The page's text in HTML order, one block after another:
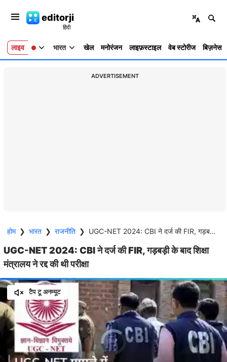
editorji
लाइव भारत खेल मनोरंजन लाइफ़स्टाइल वेब स्टोरीज बिज़नेस
ADVERTISEMENT
होम ❯ भारत ❯ राजनीति ❯ UGC-NET 2024: CBI ने दर्ज की FIR, गड़बड़ी के बाद शिक्षा मंत्रालय ने रद्द की थी परीक्षा
UGC-NET 2024: CBI ने दर्ज की FIR, गड़बड़ी के बाद शिक्षा
मंत्रालय ने रद्द की थी परीक्षा
टैप टू अनम्यूट
Video
Player
is
loading.